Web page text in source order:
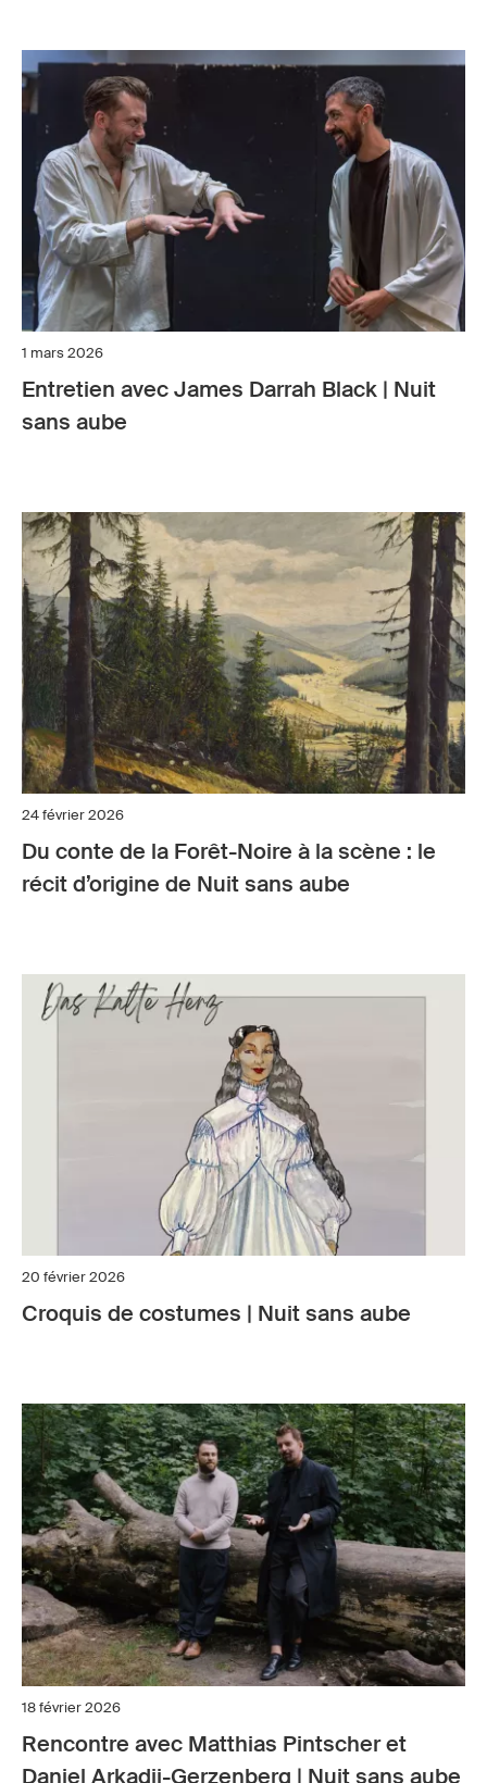
1 mars 2026
Entretien avec James Darrah Black | Nuit
sans aube
24 février 2026
Du conte de la Forêt-Noire à la scène : le
récit d’origine de Nuit sans aube
20 février 2026
Croquis de costumes | Nuit sans aube
18 février 2026
Rencontre avec Matthias Pintscher et
Daniel Arkadij-Gerzenberg | Nuit sans aube